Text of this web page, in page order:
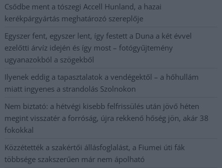
Csődbe ment a tószegi Accell Hunland, a hazai
kerékpárgyártás meghatározó szereplője
Egyszer fent, egyszer lent, így festett a Duna a két évvel
ezelőtti árvíz idején és így most – fotógyűjtemény
ugyanazokból a szögekből
Ilyenek eddig a tapasztalatok a vendégektől – a hőhullám
miatt ingyenes a strandolás Szolnokon
Nem biztató: a hétvégi kisebb felfrissülés után jövő héten
megint visszatér a forróság, újra rekkenő hőség jön, akár 38
fokokkal
Közzétették a szakértői állásfoglalást, a Fiumei úti fák
többsége szakszerűen már nem ápolható